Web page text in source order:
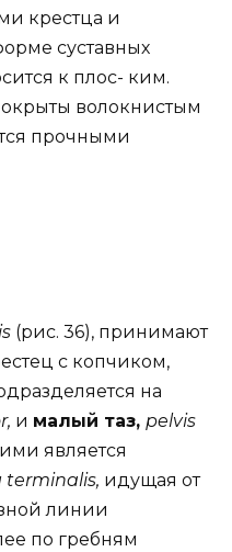
крестца и
суставных
к плос- ким.
волокнистым
прочными
(рис. 36), принимают
с копчиком,
на
и малый таз, pelvis
является
terminalis, идущая от
линии
по гребням